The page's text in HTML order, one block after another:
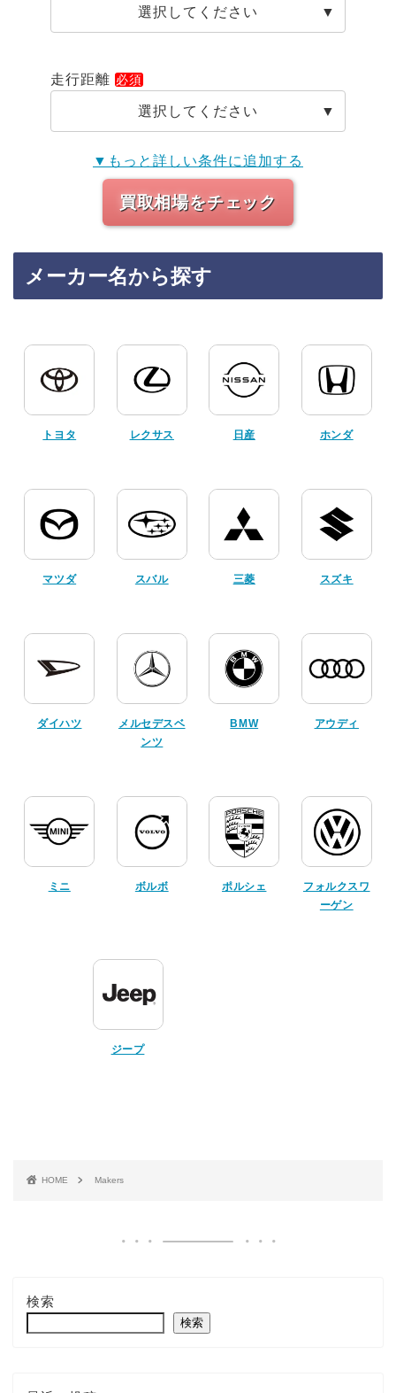
選択してください
走行距離
選択してください
▼もっと詳しい条件に追加する
買取相場をチェック
メーカー名から探す
トヨタ レクサス 日産 ホンダ
マツダ スバル 三菱 スズキ
ダイハツ
メルセデスベ
ンツ
BMW アウディ
ミニ ボルボ ポルシェ
フォルクスワ
ーゲン
ジープ
HOME Makers
検索
検索